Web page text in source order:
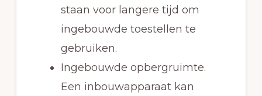
staan voor langere tijd om
ingebouwde toestellen te
gebruiken.
Ingebouwde opbergruimte.
Een inbouwapparaat kan